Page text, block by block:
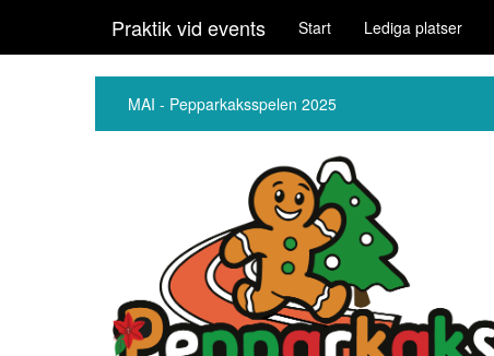
Praktik vid events Start Lediga platser
MAI - Pepparkaksspelen 2025